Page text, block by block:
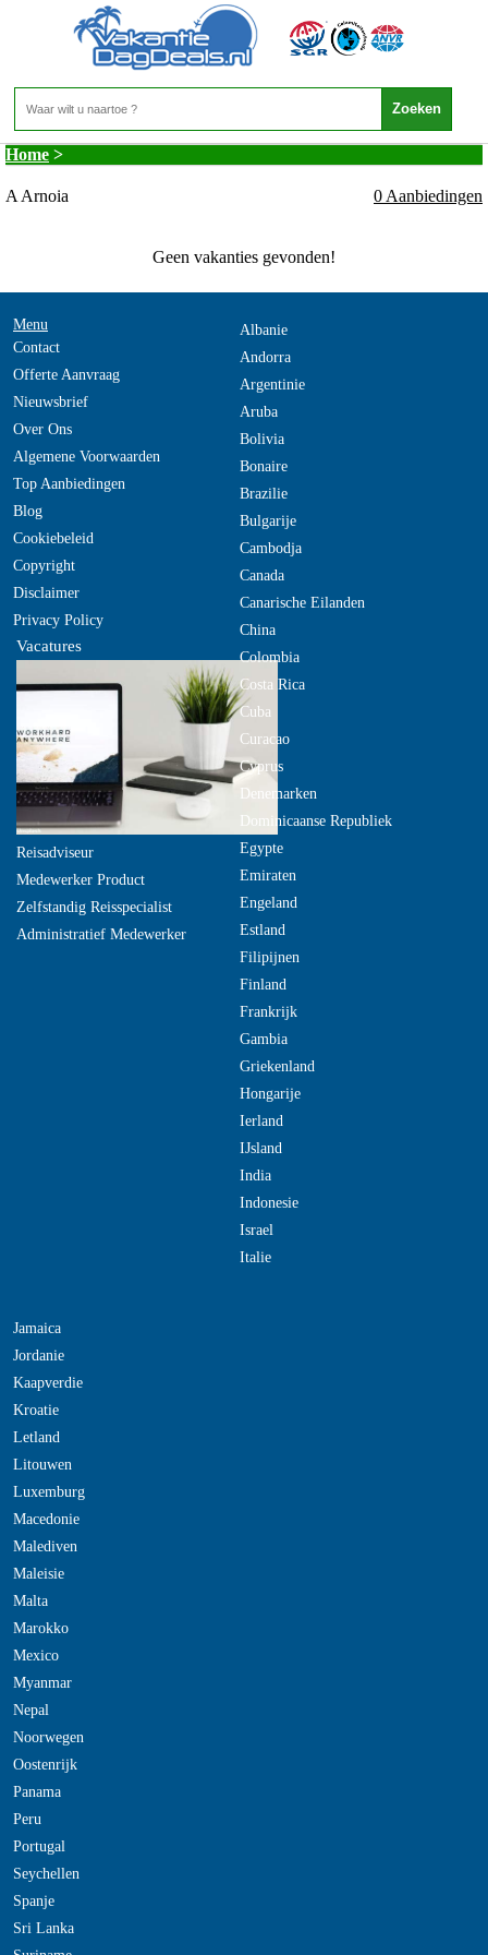
Spanje - Galicia - A Arnoia
Home >
A Arnoia 0 Aanbiedingen
Geen vakanties gevonden!
Menu
Contact
Offerte Aanvraag
Nieuwsbrief
Over Ons
Algemene Voorwaarden
Top Aanbiedingen
Blog
Cookiebeleid
Copyright
Disclaimer
Privacy Policy
Vacatures
Reisadviseur
Medewerker Product
Zelfstandig Reisspecialist
Administratief Medewerker
Albanie
Andorra
Argentinie
Aruba
Bolivia
Bonaire
Brazilie
Bulgarije
Cambodja
Canada
Canarische Eilanden
China
Colombia
Costa Rica
Cuba
Curacao
Cyprus
Denemarken
Dominicaanse Republiek
Egypte
Emiraten
Engeland
Estland
Filipijnen
Finland
Frankrijk
Gambia
Griekenland
Hongarije
Ierland
IJsland
India
Indonesie
Israel
Italie
Jamaica
Jordanie
Kaapverdie
Kroatie
Letland
Litouwen
Luxemburg
Macedonie
Malediven
Maleisie
Malta
Marokko
Mexico
Myanmar
Nepal
Noorwegen
Oostenrijk
Panama
Peru
Portugal
Seychellen
Spanje
Sri Lanka